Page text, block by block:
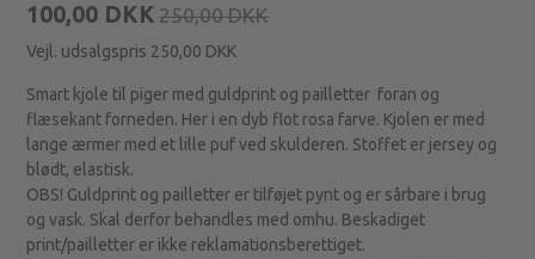
100,00 DKK 250,00 DKK
Vejl. udsalgspris 250,00 DKK
Smart kjole til piger med guldprint og pailletter foran og
flæsekant forneden. Her i en dyb flot rosa farve. Kjolen er med
lange ærmer med et lille puf ved skulderen. Stoffet er jersey og
blødt, elastisk.
OBS! Guldprint og pailletter er tilføjet pynt og er sårbare i brug
og vask. Skal derfor behandles med omhu. Beskadiget
print/pailletter er ikke reklamationsberettiget.